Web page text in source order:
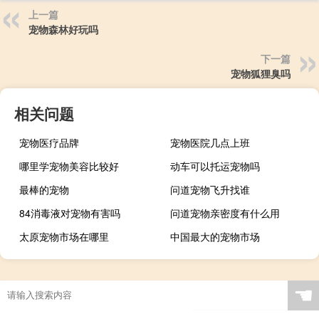
上一篇
宠物森林好玩吗
下一篇
宠物狐狸臭吗
相关问题
宠物医疗品牌
宠物医院几点上班
哪里学宠物美容比较好
动车可以托运宠物吗
最棒的宠物
问道宠物飞升找谁
84消毒液对宠物有害吗
问道宠物亲密度有什么用
太原宠物市场在哪里
中国最大的宠物市场
☚